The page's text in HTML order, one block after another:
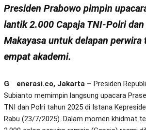
Presiden Prabowo pimpin
lantik 2.000 Capaja TNI-Polri
Makayasa untuk delapan perwira
empat akademi.
Generasi.co, Jakarta – Presiden
Subianto memimpin langsung upacara
TNI dan Polri tahun 2025 di Istana
Rabu (23/7/2025). Dalam momen khidmat